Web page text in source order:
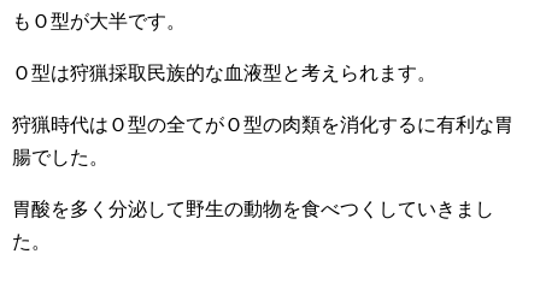
もＯ型が大半です。
Ｏ型は狩猟採取民族的な血液型と考えられます。
狩猟時代はＯ型の全てがＯ型の肉類を消化するに有利な胃
腸でした。
胃酸を多く分泌して野生の動物を食べつくしていきまし
た。